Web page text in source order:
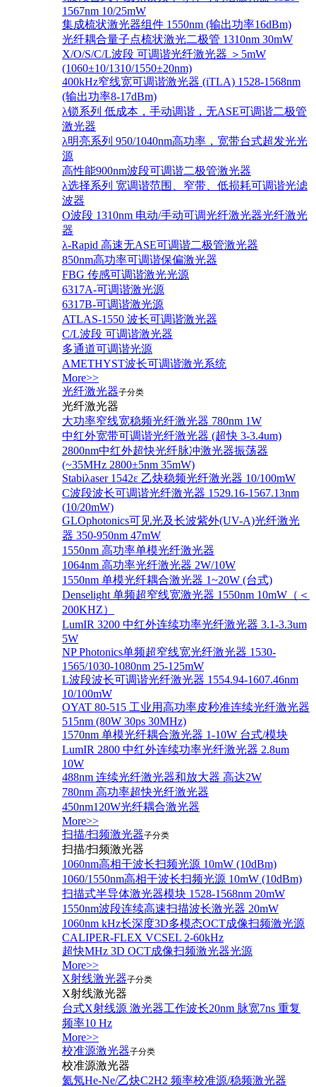
1567nm 10/25mW
集成梳状激光器组件 1550nm (输出功率16dBm)
光纤耦合量子点梳状激光二极管 1310nm 30mW
X/O/S/C/L波段 可调谐光纤激光器 ＞5mW
(1060±10/1310/1550±20nm)
400kHz窄线宽可调谐激光器 (iTLA) 1528-1568nm
(输出功率8-17dBm)
λ锁系列 低成本，手动调谐，无ASE可调谐二极管
激光器
λ明亮系列 950/1040nm高功率，宽带台式超发光光
源
高性能900nm波段可调谐二极管激光器
λ选择系列 宽调谐范围、窄带、低损耗可调谐光滤
波器
O波段 1310nm 电动/手动可调光纤激光器光纤激光
器
λ-Rapid 高速无ASE可调谐二极管激光器
850nm高功率可调谐保偏激光器
FBG 传感可调谐激光光源
6317A-可调谐激光源
6317B-可调谐激光源
ATLAS-1550 波长可调谐激光器
C/L波段 可调谐激光器
多通道可调谐光源
AMETHYST波长可调谐激光系统
More>>
光纤激光器子分类
光纤激光器
大功率窄线宽稳频光纤激光器 780nm 1W
中红外宽带可调谐光纤激光器 (超快 3-3.4um)
2800nm中红外超快光纤脉冲激光器振荡器
(~35MHz 2800±5nm 35mW)
Stabiλaser 1542ε 乙炔稳频光纤激光器 10/100mW
C波段波长可调谐光纤激光器 1529.16-1567.13nm
(10/20mW)
GLOphotonics可见光及长波紫外(UV-A)光纤激光
器 350-950nm 47mW
1550nm 高功率单模光纤激光器
1064nm 高功率光纤激光器 2W/10W
1550nm 单模光纤耦合激光器 1~20W (台式)
Denselight 单频超窄线宽激光器 1550nm 10mW（＜
200KHZ）
LumIR 3200 中红外连续功率光纤激光器 3.1-3.3um
5W
NP Photonics单频超窄线宽光纤激光器 1530-
1565/1030-1080nm 25-125mW
L波段波长可调谐光纤激光器 1554.94-1607.46nm
10/100mW
OYAT 80-515 工业用高功率皮秒准连续光纤激光器
515nm (80W 30ps 30MHz)
1570nm 单模光纤耦合激光器 1-10W 台式/模块
LumIR 2800 中红外连续功率光纤激光器 2.8um
10W
488nm 连续光纤激光器和放大器 高达2W
780nm 高功率超快光纤激光器
450nm120W光纤耦合激光器
More>>
扫描/扫频激光器子分类
扫描/扫频激光器
1060nm高相干波长扫频光源 10mW (10dBm)
1060/1550nm高相干波长扫频光源 10mW (10dBm)
扫描式半导体激光器模块 1528-1568nm 20mW
1550nm波段连续高速扫描波长激光器 20mW
1060nm kHz长深度3D多模态OCT成像扫频激光源
CALIPER-FLEX VCSEL 2-60kHz
超快MHz 3D OCT成像扫频激光器光源
More>>
X射线激光器子分类
X射线激光器
台式X射线源 激光器工作波长20nm 脉宽7ns 重复
频率10 Hz
More>>
校准源激光器子分类
校准源激光器
氦氖He-Ne/乙炔C2H2 频率校准源/稳频激光器